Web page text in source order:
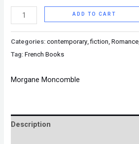
ADD TO CART
Categories:contemporary ,fiction ,Romance
Tag:French Books
Morgane Moncomble
Description